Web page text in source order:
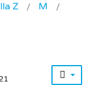
Z
M